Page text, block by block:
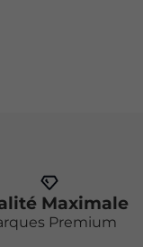
Maximale
Premium